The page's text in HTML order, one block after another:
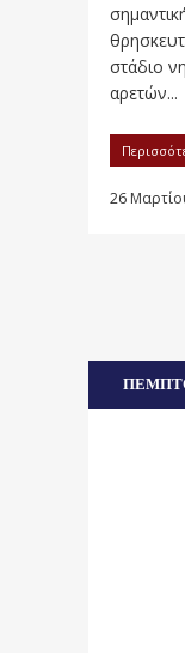
στάδιο
αρετών...
26